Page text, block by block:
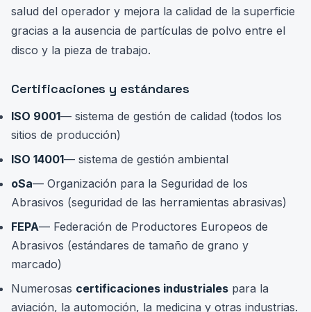
salud del operador y mejora la calidad de la superficie
gracias a la ausencia de partículas de polvo entre el
disco y la pieza de trabajo.
Certificaciones y estándares
ISO 9001— sistema de gestión de calidad (todos los
sitios de producción)
ISO 14001— sistema de gestión ambiental
oSa— Organización para la Seguridad de los
Abrasivos (seguridad de las herramientas abrasivas)
FEPA— Federación de Productores Europeos de
Abrasivos (estándares de tamaño de grano y
marcado)
Numerosas certificaciones industriales para la
aviación, la automoción, la medicina y otras industrias.